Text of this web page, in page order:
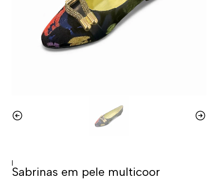
|
Sabrinas em pele multicoor